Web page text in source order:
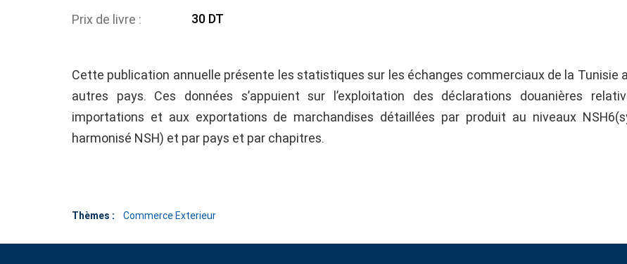
Prix de livre
30 DT
Cette publication annuelle présente les statistiques sur les échanges commerciaux de la Tunisie
autres pays. Ces données s’appuient sur l’exploitation des déclarations douanières
importations et aux exportations de marchandises détaillées par produit au niveaux
harmonisé NSH) et par pays et par chapitres.
Thèmes : Commerce Exterieur